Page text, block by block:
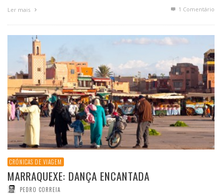
Ler mais 1 Comentário
CRÓNICAS DE VIAGEM
MARRAQUEXE: DANÇA ENCANTADA
PEDRO CORREIA